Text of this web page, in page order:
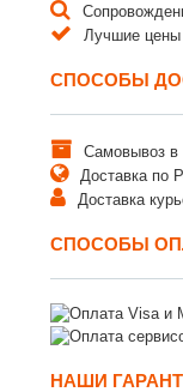
Лучшие цены
СПОСОБЫ
Самовывоз в
Доставка по
Доставка
СПОСОБЫ
НАШИ